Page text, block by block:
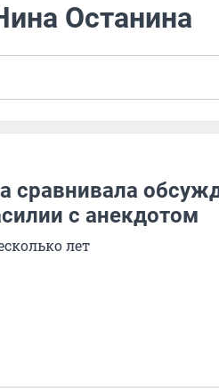
Останина
сравнивала
с анекдотом
лет